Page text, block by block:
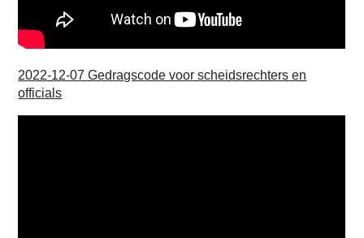
2022-12-07 Gedragscode voor scheidsrechters en
officials